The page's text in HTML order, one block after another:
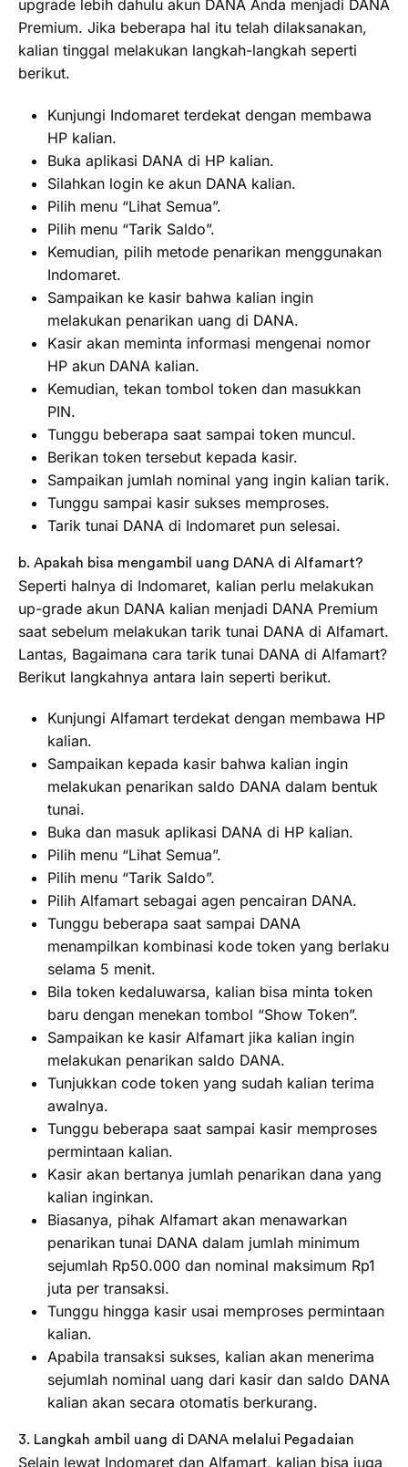
upgrade lebih dahulu akun DANA Anda menjadi DANA
Premium. Jika beberapa hal itu telah dilaksanakan,
kalian tinggal melakukan langkah-langkah seperti
berikut.
Kunjungi Indomaret terdekat dengan membawa
HP kalian.
Buka aplikasi DANA di HP kalian.
Silahkan login ke akun DANA kalian.
Pilih menu “Lihat Semua”.
Pilih menu “Tarik Saldo”.
Kemudian, pilih metode penarikan menggunakan
Indomaret.
Sampaikan ke kasir bahwa kalian ingin
melakukan penarikan uang di DANA.
Kasir akan meminta informasi mengenai nomor
HP akun DANA kalian.
Kemudian, tekan tombol token dan masukkan
PIN.
Tunggu beberapa saat sampai token muncul.
Berikan token tersebut kepada kasir.
Sampaikan jumlah nominal yang ingin kalian tarik.
Tunggu sampai kasir sukses memproses.
Tarik tunai DANA di Indomaret pun selesai.
b. Apakah bisa mengambil uang DANA di Alfamart?
Seperti halnya di Indomaret, kalian perlu melakukan
up-grade akun DANA kalian menjadi DANA Premium
saat sebelum melakukan tarik tunai DANA di Alfamart.
Lantas, Bagaimana cara tarik tunai DANA di Alfamart?
Berikut langkahnya antara lain seperti berikut.
Kunjungi Alfamart terdekat dengan membawa HP
kalian.
Sampaikan kepada kasir bahwa kalian ingin
melakukan penarikan saldo DANA dalam bentuk
tunai.
Buka dan masuk aplikasi DANA di HP kalian.
Pilih menu “Lihat Semua”.
Pilih menu “Tarik Saldo”.
Pilih Alfamart sebagai agen pencairan DANA.
Tunggu beberapa saat sampai DANA
menampilkan kombinasi kode token yang berlaku
selama 5 menit.
Bila token kedaluwarsa, kalian bisa minta token
baru dengan menekan tombol “Show Token”.
Sampaikan ke kasir Alfamart jika kalian ingin
melakukan penarikan saldo DANA.
Tunjukkan code token yang sudah kalian terima
awalnya.
Tunggu beberapa saat sampai kasir memproses
permintaan kalian.
Kasir akan bertanya jumlah penarikan dana yang
kalian inginkan.
Biasanya, pihak Alfamart akan menawarkan
penarikan tunai DANA dalam jumlah minimum
sejumlah Rp50.000 dan nominal maksimum Rp1
juta per transaksi.
Tunggu hingga kasir usai memproses permintaan
kalian.
Apabila transaksi sukses, kalian akan menerima
sejumlah nominal uang dari kasir dan saldo DANA
kalian akan secara otomatis berkurang.
3. Langkah ambil uang di DANA melalui Pegadaian
Selain lewat Indomaret dan Alfamart, kalian bisa juga